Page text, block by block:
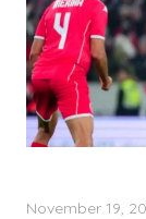
Posted
November 19,